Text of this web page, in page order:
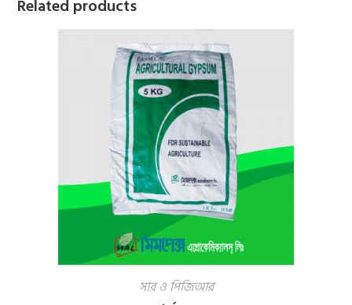
Related products
সার ও পিজিআর